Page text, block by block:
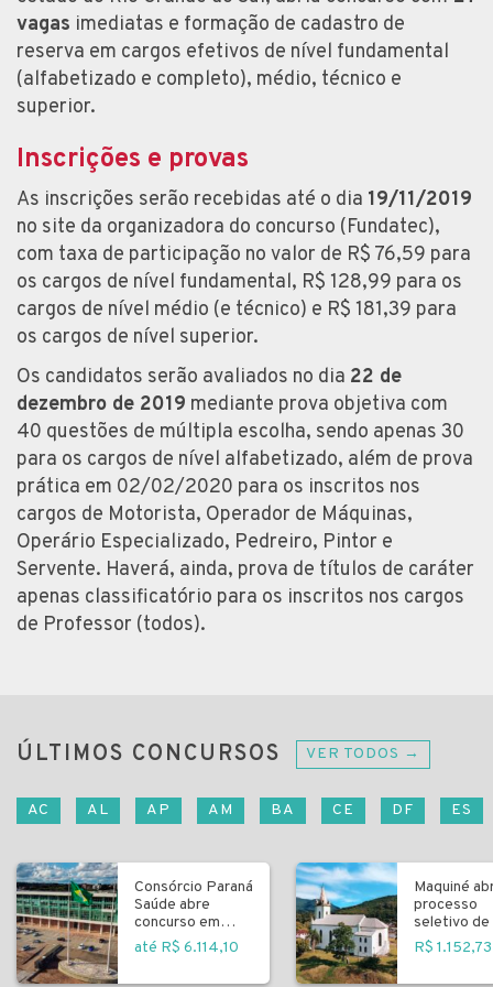
vagas imediatas e formação de cadastro de
reserva em cargos efetivos de nível fundamental
(alfabetizado e completo), médio, técnico e
superior.
Inscrições e provas
As inscrições serão recebidas até o dia 19/11/2019
no site da organizadora do concurso (Fundatec),
com taxa de participação no valor de R$ 76,59 para
os cargos de nível fundamental, R$ 128,99 para os
cargos de nível médio (e técnico) e R$ 181,39 para
os cargos de nível superior.
Os candidatos serão avaliados no dia 22 de
dezembro de 2019 mediante prova objetiva com
40 questões de múltipla escolha, sendo apenas 30
para os cargos de nível alfabetizado, além de prova
prática em 02/02/2020 para os inscritos nos
cargos de Motorista, Operador de Máquinas,
Operário Especializado, Pedreiro, Pintor e
Servente. Haverá, ainda, prova de títulos de caráter
apenas classificatório para os inscritos nos cargos
de Professor (todos).
ÚLTIMOS CONCURSOS VER TODOS →
AC AL AP AM BA CE DF ES
Consórcio Paraná
Saúde abre
concurso em
Curitiba
até R$ 6.114,10
Maquiné
processo
seletivo de
R$ 1.152,73